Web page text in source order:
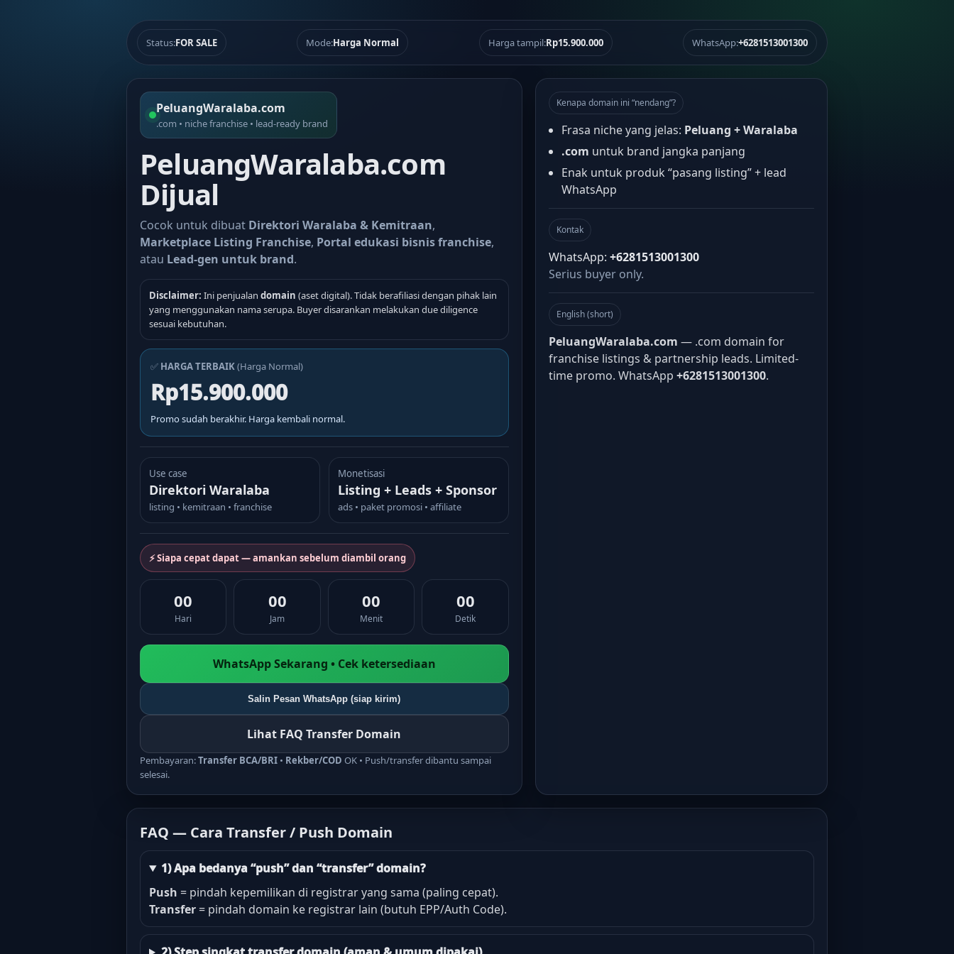
Status:FOR SALE Mode:Harga Normal Harga tampil:Rp15.900.000 WhatsApp:+6281513001300
PeluangWaralaba.com
.com • niche franchise • lead-ready brand
PeluangWaralaba.com
Dijual
Cocok untuk dibuat Direktori Waralaba & Kemitraan,
Marketplace Listing Franchise, Portal edukasi bisnis franchise,
atau Lead-gen untuk brand.
Disclaimer: Ini penjualan domain (aset digital). Tidak berafiliasi dengan pihak lain
yang menggunakan nama serupa. Buyer disarankan melakukan due diligence
sesuai kebutuhan.
✅ HARGA TERBAIK(Harga Normal)
Rp15.900.000
Promo sudah berakhir. Harga kembali normal.
Use case
Direktori Waralaba
listing • kemitraan • franchise
Monetisasi
Listing + Leads + Sponsor
ads • paket promosi • affiliate
⚡ Siapa cepat dapat — amankan sebelum diambil orang
00
Hari
00
Jam
00
Menit
00
Detik
WhatsApp Sekarang • Cek ketersediaan
Salin Pesan WhatsApp (siap kirim)
Lihat FAQ Transfer Domain
Pembayaran:Transfer BCA/BRI • Rekber/COD OK • Push/transfer dibantu sampai
selesai.
Kenapa domain ini “nendang”?
Frasa niche yang jelas: Peluang + Waralaba
.com untuk brand jangka panjang
Enak untuk produk “pasang listing” + lead
WhatsApp
Kontak
WhatsApp: +6281513001300
Serius buyer only.
English (short)
PeluangWaralaba.com — .com domain for
franchise listings & partnership leads. Limited-
time promo. WhatsApp +6281513001300.
FAQ — Cara Transfer / Push Domain
1) Apa bedanya “push” dan “transfer” domain?
Push = pindah kepemilikan di registrar yang sama (paling cepat).
Transfer = pindah domain ke registrar lain (butuh EPP/Auth Code).